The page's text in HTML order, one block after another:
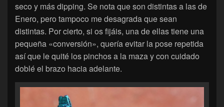
seco y más dipping. Se nota que son distintas a las de
Enero, pero tampoco me desagrada que sean
distintas. Por cierto, si os fijáis, una de ellas tiene una
pequeña «conversión», quería evitar la pose repetida
así que le quité los pinchos a la maza y con cuidado
doblé el brazo hacia adelante.